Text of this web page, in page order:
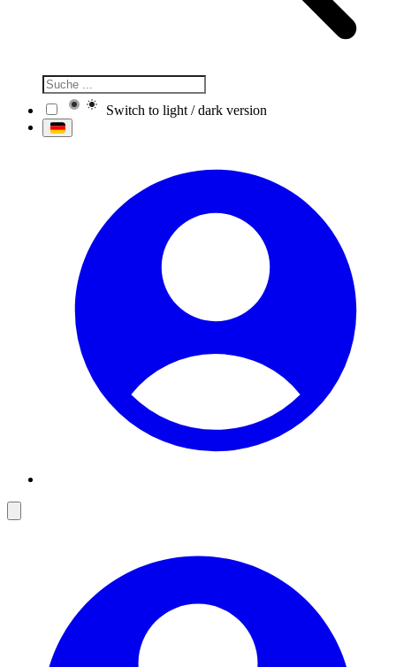
Switch to light / dark version